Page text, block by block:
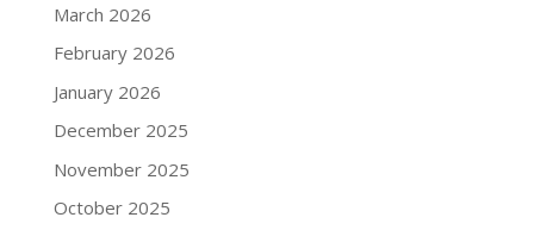
March 2026
February 2026
January 2026
December 2025
November 2025
October 2025